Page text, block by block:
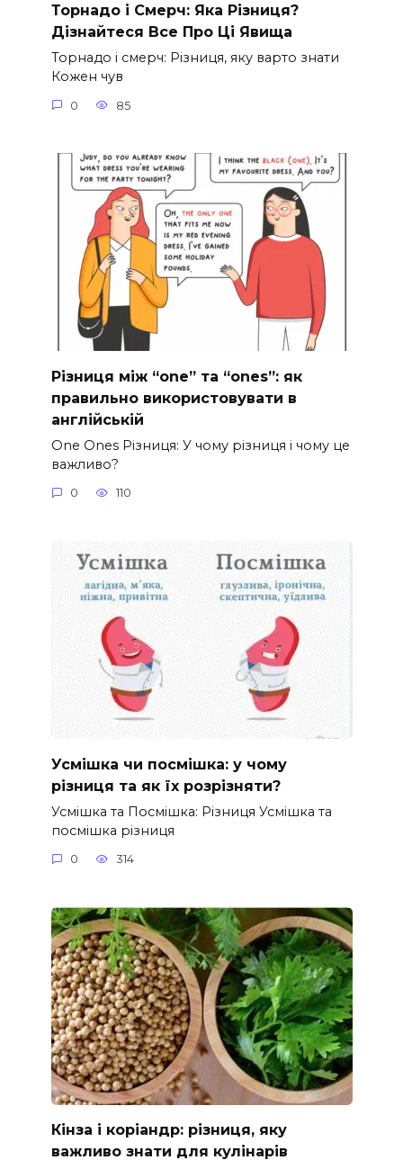
Торнадо і Смерч: Яка Різниця?
Дізнайтеся Все Про Ці Явища
Торнадо і смерч: Різниця, яку варто знати
Кожен чув
0 85
Різниця між “one” та “ones”: як
правильно використовувати в
англійській
One Ones Різниця: У чому різниця і чому це
важливо?
0 110
Усмішка чи посмішка: у чому
різниця та як їх розрізняти?
Усмішка та Посмішка: Різниця Усмішка та
посмішка різниця
0 314
Кінза і коріандр: різниця, яку
важливо знати для кулінарів